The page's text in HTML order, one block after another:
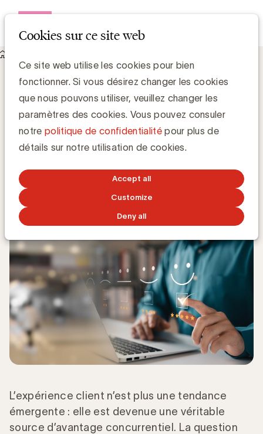
Cookies sur ce site web
Ce site web utilise les cookies pour bien
fonctionner. Si vous désirez changer les cookies
que nous pouvons utiliser, veuillez changer les
paramètres des cookies. Vous pouvez consuler
notre politique de confidentialitépour plus de
détails sur notre utilisation de cookies.
Accept all
Customize
Deny all
De la mesure à l’ancrage : cinq leçons pour une gestion
efficace de l’expérience client
De la mesure à l’ancrage : cinq leçons
pour une gestion efficace de l’expérience
client
14 OCTOBRE 2025
L’expérience client n’est plus une tendance
émergente : elle est devenue une véritable
source d’avantage concurrentiel. La question